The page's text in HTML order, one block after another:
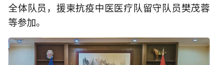
全体队员，援柬抗疫中医医疗队留守队员樊茂蓉
等参加。